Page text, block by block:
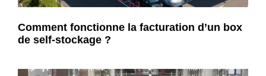
Comment fonctionne la facturation d’un box
de self-stockage ?